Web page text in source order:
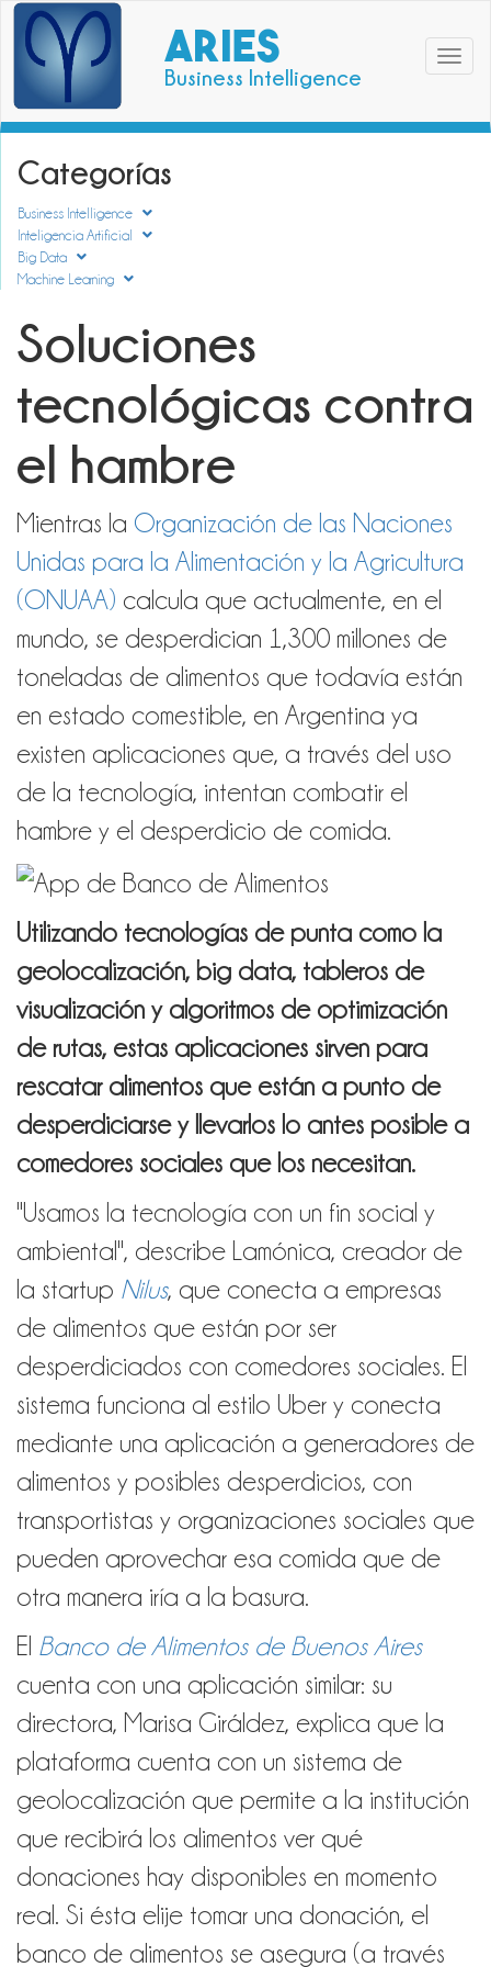
ARIES
Business Intelligence
Toggle
Categorías
Business Intelligence
Inteligencia Artificial
Big Data
Machine Learning
Soluciones
tecnológicas contra
el hambre
Mientras la Organización de las Naciones
Unidas para la Alimentación y la Agricultura
(ONUAA) calcula que actualmente, en el
mundo, se desperdician 1,300 millones de
toneladas de alimentos que todavía están
en estado comestible, en Argentina ya
existen aplicaciones que, a través del uso
de la tecnología, intentan combatir el
hambre y el desperdicio de comida.
Utilizando tecnologías de punta como la
geolocalización, big data, tableros de
visualización y algoritmos de optimización
de rutas, estas aplicaciones sirven para
rescatar alimentos que están a punto de
desperdiciarse y llevarlos lo antes posible a
comedores sociales que los necesitan.
"Usamos la tecnología con un fin social y
ambiental", describe Lamónica, creador de
la startup Nilus, que conecta a empresas
de alimentos que están por ser
desperdiciados con comedores sociales. El
sistema funciona al estilo Uber y conecta
mediante una aplicación a generadores de
alimentos y posibles desperdicios, con
transportistas y organizaciones sociales que
pueden aprovechar esa comida que de
otra manera iría a la basura.
El Banco de Alimentos de Buenos Aires
cuenta con una aplicación similar: su
directora, Marisa Giráldez, explica que la
plataforma cuenta con un sistema de
geolocalización que permite a la institución
que recibirá los alimentos ver qué
donaciones hay disponibles en momento
real. Si ésta elije tomar una donación, el
banco de alimentos se asegura (a través